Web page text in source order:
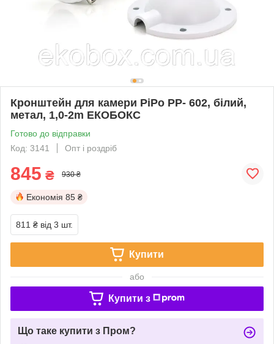
Кронштейн для камери PiPo PP- 602, білий,
метал, 1,0-2m ЕКОБОКС
Готово до відправки
Код: 3141
Опт і роздріб
845 ₴ 930 ₴
Економія 85 ₴
811 ₴ від 3 шт.
Купити
або
Купити з
Що таке купити з Пром?